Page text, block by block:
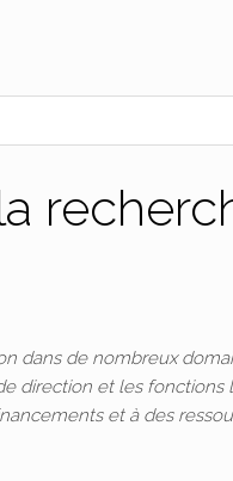
dans de nombreux
direction et les fonctions
et à des